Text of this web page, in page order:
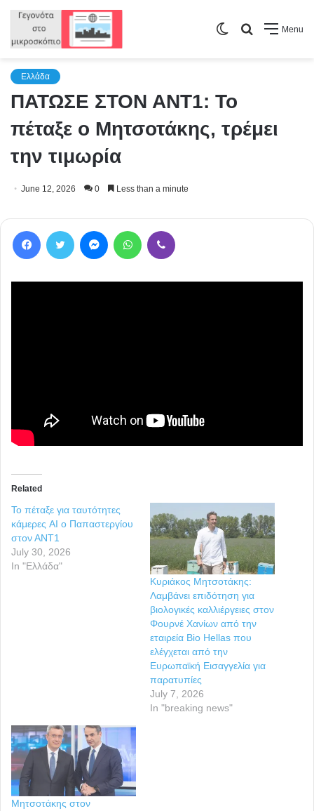
Menu
Search
Switch
Ελλάδα
ΠΑΤΩΣΕ ΣΤΟΝ ΑΝΤ1: Το
πέταξε ο Μητσοτάκης, τρέμει
την τιμωρία
June 12, 2026 0 Less than a minute
Related
Το πέταξε για ταυτότητες
κάμερες AI ο Παπαστεργίου
στον ΑΝΤ1
July 30, 2026
In "Ελλάδα"
Κυριάκος Μητσοτάκης:
Λαμβάνει επιδότηση για
βιολογικές καλλιέργειες στον
Φουρνέ Χανίων από την
εταιρεία Bio Hellas που
ελέγχεται από την
Ευρωπαϊκή Εισαγγελία για
παρατυπίες
July 7, 2026
In "breaking news"
Μητσοτάκης στον